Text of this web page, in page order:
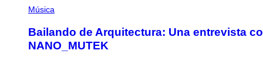
Música
Bailando de Arquitectura: Una entrevista
NANO_MUTEK